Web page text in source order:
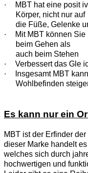
·
MBT hat eine posit
Körper, nicht nur auf
die Füße, Gelenke
·
Mit MBT können
beim Gehen als
auch beim Stehen
·
Verbessert das Gle
·
Insgesamt MBT
Wohlbefinden
Es kann nur ein
MBT ist der Erfinder
dieser Marke handelt
welches sich durch
hochwertigen und